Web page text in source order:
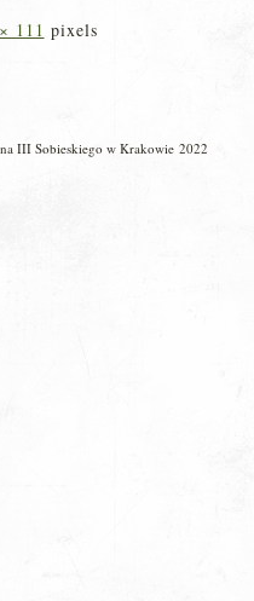
111 pixels
III Sobieskiego w Krakowie 2022